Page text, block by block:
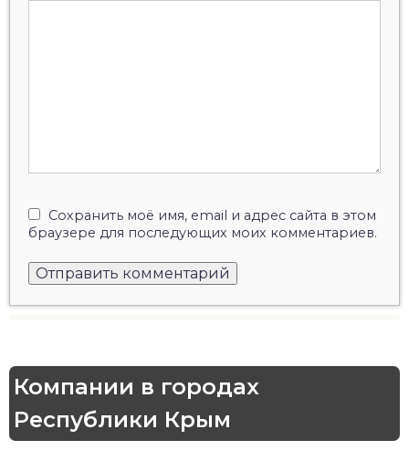
Сохранить моё имя, email и адрес сайта в этом
браузере для последующих моих комментариев.
Компании в городах
Республики Крым